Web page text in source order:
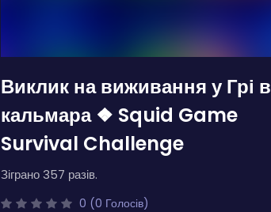
Виклик на виживання у Грі в
кальмара ❖ Squid Game
Survival Challenge
Зіграно 357 разів.
0 (0 Голосів)